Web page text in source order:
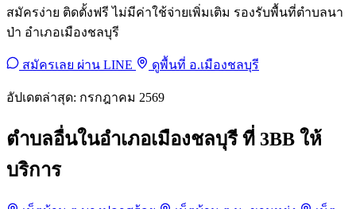
สมัครง่าย ติดตั้งฟรี ไม่มีค่าใช้จ่ายเพิ่มเติม รองรับพื้นที่ตำบลนา
ป่า อำเภอเมืองชลบุรี
สมัครเลย ผ่าน LINE ดูพื้นที่ อ.เมืองชลบุรี
อัปเดตล่าสุด: กรกฎาคม 2569
ตำบลอื่นในอำเภอเมืองชลบุรี ที่ 3BB ให้
บริการ